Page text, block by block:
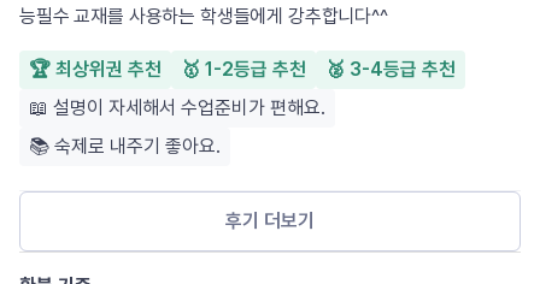
능필수 교재를 사용하는 학생들에게 강추합니다^^
🏆 최상위권 추천 🥇 1-2등급 추천
🥈 3-4등급 추천
📖 설명이 자세해서 수업준비가 편해요.
📚 숙제로 내주기 좋아요.
후기 더보기